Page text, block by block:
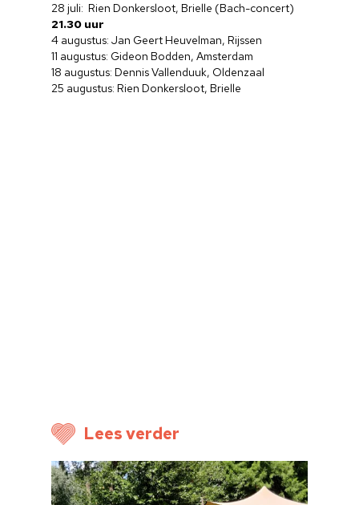
28 juli: Rien Donkersloot, Brielle (Bach-concert)
21.30 uur
4 augustus: Jan Geert Heuvelman, Rijssen
11 augustus: Gideon Bodden, Amsterdam
18 augustus: Dennis Vallenduuk, Oldenzaal
25 augustus: Rien Donkersloot, Brielle
Lees verder
Cultuur op school